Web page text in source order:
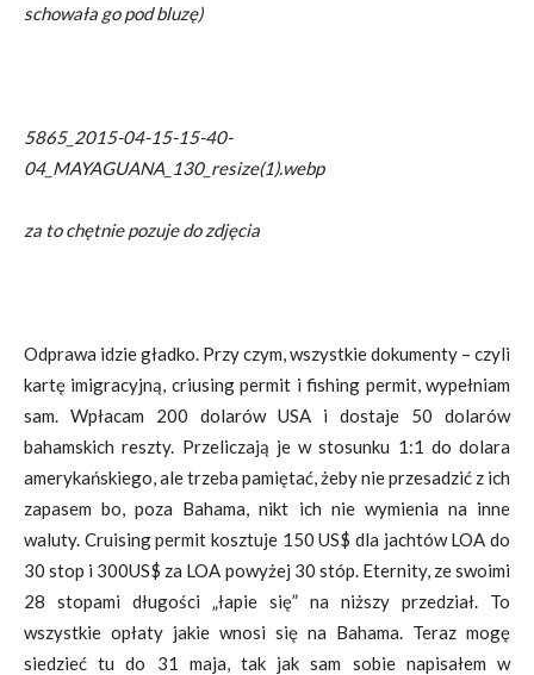
schowała go pod bluzę)
5865_2015-04-15-15-40-
04_MAYAGUANA_130_resize(1).webp
za to chętnie pozuje do zdjęcia
Odprawa idzie gładko. Przy czym, wszystkie dokumenty – czyli
kartę imigracyjną, criusing permit i fishing permit, wypełniam
sam. Wpłacam 200 dolarów USA i dostaje 50 dolarów
bahamskich reszty. Przeliczają je w stosunku 1:1 do dolara
amerykańskiego, ale trzeba pamiętać, żeby nie przesadzić z ich
zapasem bo, poza Bahama, nikt ich nie wymienia na inne
waluty. Cruising permit kosztuje 150 US$ dla jachtów LOA do
30 stop i 300US$ za LOA powyżej 30 stóp. Eternity, ze swoimi
28 stopami długości „łapie się” na niższy przedział. To
wszystkie opłaty jakie wnosi się na Bahama. Teraz mogę
siedzieć tu do 31 maja, tak jak sam sobie napisałem w